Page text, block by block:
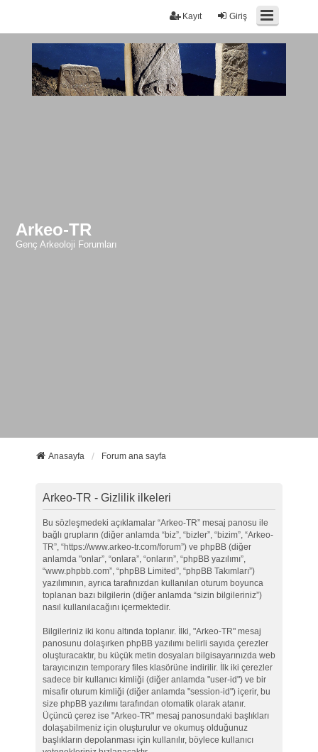
Giriş
Kayıt
Arkeo-TR
Genç Arkeoloji Forumları
Anasayfa Forum ana sayfa
Arkeo-TR - Gizlilik ilkeleri
Bu sözleşmedeki açıklamalar “Arkeo-TR” mesaj panosu ile
bağlı grupların (diğer anlamda “biz”, “bizler”, “bizim”, “Arkeo-
TR”, “https://www.arkeo-tr.com/forum”) ve phpBB (diğer
anlamda "onlar”, “onlara”, “onların”, “phpBB yazılımı”,
“www.phpbb.com”, “phpBB Limited”, “phpBB Takımları”)
yazılımının, ayrıca tarafınızdan kullanılan oturum boyunca
toplanan bazı bilgilerin (diğer anlamda “sizin bilgileriniz”)
nasıl kullanılacağını içermektedir.
Bilgileriniz iki konu altında toplanır. İlki, "Arkeo-TR" mesaj
panosunu dolaşırken phpBB yazılımı belirli sayıda çerezler
oluşturacaktır, bu küçük metin dosyaları bilgisayarınızda web
tarayıcınızın temporary files klasörüne indirilir. İlk iki çerezler
sadece bir kullanıcı kimliği (diğer anlamda "user-id") ve bir
misafir oturum kimliği (diğer anlamda "session-id") içerir, bu
size phpBB yazılımı tarafından otomatik olarak atanır.
Üçüncü çerez ise "Arkeo-TR" mesaj panosundaki başlıkları
dolaşabilmeniz için oluşturulur ve okumuş olduğunuz
başlıkların depolanması için kullanılır, böylece kullanıcı